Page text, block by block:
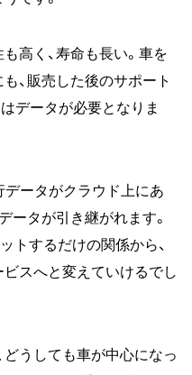
高く、寿命も長い。車を
、販売した後のサポート
データが必要となりま
ータがクラウド上にあ
ータが引き継がれます。
トするだけの関係から、
スへと変えていけるでし
どうしても車が中心になっ